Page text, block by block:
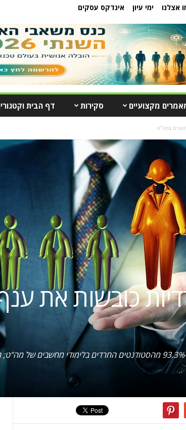
אצלנו ימי עיון אינדקס עסקים
מקצועיים סקירות דף הבית
במה"ט
כובשות את